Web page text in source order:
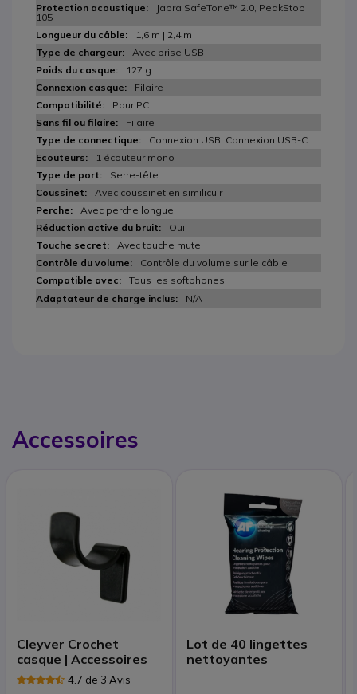
Jabra SafeTone™ 2.0, PeakStop
105
1,6 m | 2,4 m
Avec prise USB
127 g
Filaire
Pour PC
Filaire
Connexion USB, Connexion USB-C
1 écouteur mono
Serre-tête
Avec coussinet en similicuir
Avec perche longue
Oui
Avec touche mute
Contrôle du volume sur le câble
Tous les softphones
N/A
Accessoires
Cleyver Crochet
casque | Accessoires
4.7 de 3 Avis
Lot de 40 lingettes
nettoyantes